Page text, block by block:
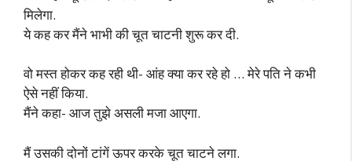
मिलेगा.
ये कह कर मैंने भाभी की चूत चाटनी शुरू कर दी.
वो मस्त होकर कह रही थी- आंह क्या कर रहे हो … मेरे पति ने कभी
ऐसे नहीं किया.
मैंने कहा- आज तुझे असली मजा आएगा.
मैं उसकी दोनों टांगें ऊपर करके चूत चाटने लगा.